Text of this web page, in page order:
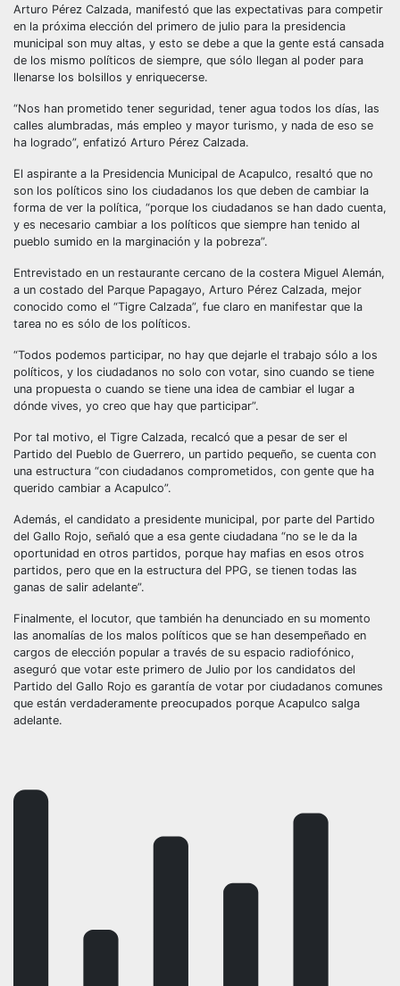
Arturo Pérez Calzada, manifestó que las expectativas para competir
en la próxima elección del primero de julio para la presidencia
municipal son muy altas, y esto se debe a que la gente está cansada
de los mismo políticos de siempre, que sólo llegan al poder para
llenarse los bolsillos y enriquecerse.
“Nos han prometido tener seguridad, tener agua todos los días, las
calles alumbradas, más empleo y mayor turismo, y nada de eso se
ha logrado”, enfatizó Arturo Pérez Calzada.
El aspirante a la Presidencia Municipal de Acapulco, resaltó que no
son los políticos sino los ciudadanos los que deben de cambiar la
forma de ver la política, “porque los ciudadanos se han dado cuenta,
y es necesario cambiar a los políticos que siempre han tenido al
pueblo sumido en la marginación y la pobreza”.
Entrevistado en un restaurante cercano de la costera Miguel Alemán,
a un costado del Parque Papagayo, Arturo Pérez Calzada, mejor
conocido como el “Tigre Calzada”, fue claro en manifestar que la
tarea no es sólo de los políticos.
“Todos podemos participar, no hay que dejarle el trabajo sólo a los
políticos, y los ciudadanos no solo con votar, sino cuando se tiene
una propuesta o cuando se tiene una idea de cambiar el lugar a
dónde vives, yo creo que hay que participar”.
Por tal motivo, el Tigre Calzada, recalcó que a pesar de ser el
Partido del Pueblo de Guerrero, un partido pequeño, se cuenta con
una estructura “con ciudadanos comprometidos, con gente que ha
querido cambiar a Acapulco”.
Además, el candidato a presidente municipal, por parte del Partido
del Gallo Rojo, señaló que a esa gente ciudadana “no se le da la
oportunidad en otros partidos, porque hay mafias en esos otros
partidos, pero que en la estructura del PPG, se tienen todas las
ganas de salir adelante”.
Finalmente, el locutor, que también ha denunciado en su momento
las anomalías de los malos políticos que se han desempeñado en
cargos de elección popular a través de su espacio radiofónico,
aseguró que votar este primero de Julio por los candidatos del
Partido del Gallo Rojo es garantía de votar por ciudadanos comunes
que están verdaderamente preocupados porque Acapulco salga
adelante.